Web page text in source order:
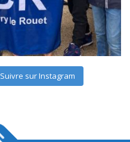
Suivre sur Instagram